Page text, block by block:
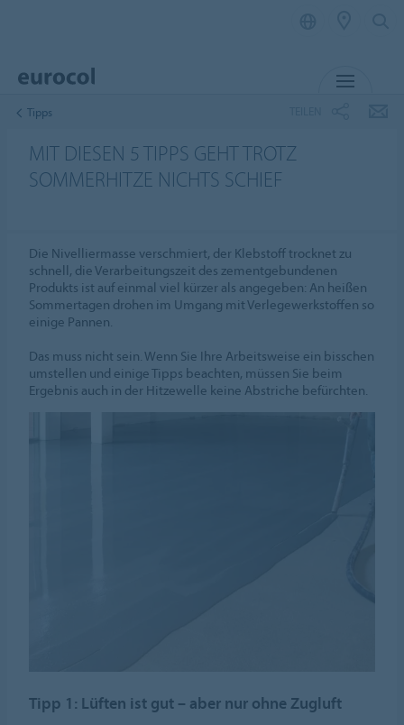
Tipps
MIT DIESEN 5 TIPPS GEHT TROTZ
SOMMERHITZE NICHTS SCHIEF
Die Nivelliermasse verschmiert, der Klebstoff trocknet zu
schnell, die Verarbeitungszeit des zementgebundenen
Produkts ist auf einmal viel kürzer als angegeben: An heißen
Sommertagen drohen im Umgang mit Verlegewerkstoffen so
einige Pannen.
Das muss nicht sein. Wenn Sie Ihre Arbeitsweise ein bisschen
umstellen und einige Tipps beachten, müssen Sie beim
Ergebnis auch in der Hitzewelle keine Abstriche befürchten.
Tipp 1: Lüften ist gut – aber nur ohne Zugluft